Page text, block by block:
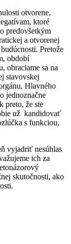
otvorene,
ktoré
predovšetkým
a otvorenej
Pretože
období
obraciame sa na
stavovskej
Hlavného
jednoznačne
preto, že ste
už kandidovať
s funkciou,
vyjadriť nesúhlas
ich za
skutočnosti, ako